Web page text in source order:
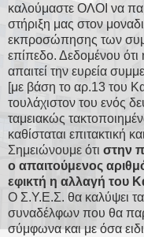
καλούμαστε ΟΛΟΙ να
στήριξη μας στον
εκπροσώπησης των
επίπεδο. Δεδομένου ότι
απαιτεί την ευρεία
[με βάση το αρ.13 του
τουλάχιστον του ενός
ταμειακώς
καθίσταται επιτακτική
Σημειώνουμε ότι στην
ο απαιτούμενος
εφικτή η αλλαγή του
Ο Σ.Υ.Ε.Σ. θα καλύψει
συναδέλφων που θα
σύμφωνα και με όσα